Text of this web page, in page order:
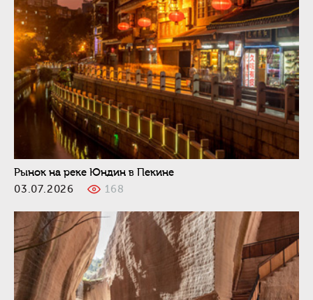
Рынок на реке Юндин в Пекине
03.07.2026
168